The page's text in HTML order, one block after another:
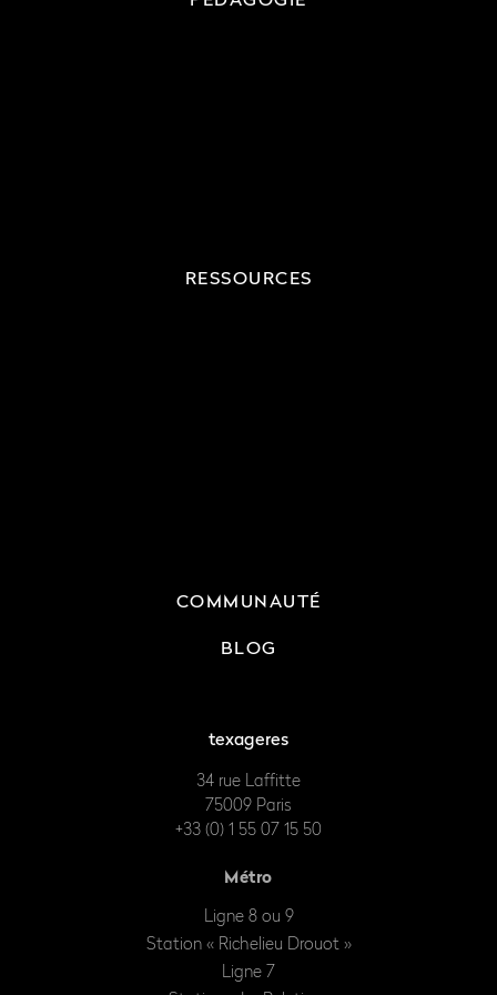
RESSOURCES
COMMUNAUTÉ
BLOG
texageres
34 rue Laffitte
75009 Paris
+33 (0) 1 55 07 15 50
Métro
Ligne 8 ou 9
Station « Richelieu Drouot »
Ligne 7